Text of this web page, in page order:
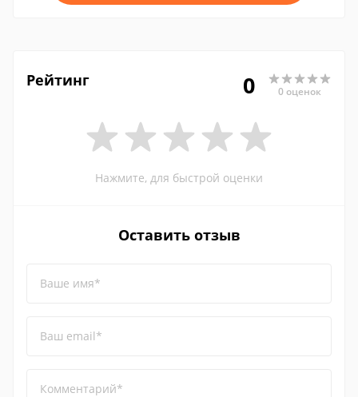
Рейтинг 0 0 оценок
Нажмите, для быстрой оценки
Оставить отзыв
Ваше имя*
Ваш email*
Комментарий*